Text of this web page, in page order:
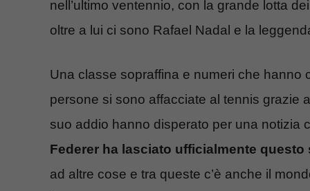
nell’ultimo ventennio, con la grande lotta
oltre a lui ci sono Rafael Nadal e la
Una classe sopraffina e numeri che hanno
persone si sono affacciate al tennis grazie
suo addio hanno disperato per una notizia
Federer ha lasciato ufficialmente
ad altre cose e tra queste c’è anche il